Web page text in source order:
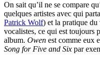
On sait qu’il ne se compare
quelques artistes avec qui
Patrick Wolf) et la pratique du
vocalistes, ce qui est toujours
album. Owen est comme eux
Song for Five and Six par